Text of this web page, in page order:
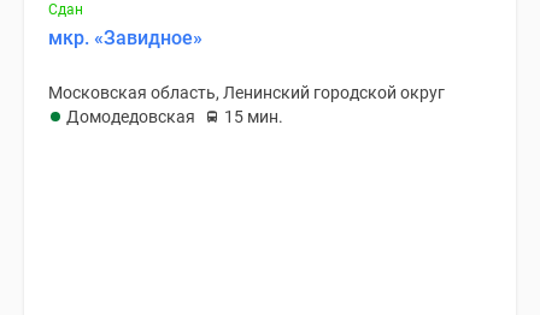
Сдан
мкр. «Завидное»
Московская область, Ленинский городской округ
Домодедовская
15 мин.